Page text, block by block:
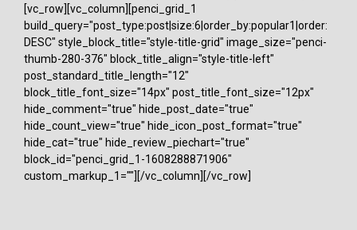
[vc_row][vc_column][penci_grid_1
build_query="post_type:post|size:6|order_by:popular1|order:
DESC" style_block_title="style-title-grid" image_size="penci-
thumb-280-376" block_title_align="style-title-left"
post_standard_title_length="12"
block_title_font_size="14px" post_title_font_size="12px"
hide_comment="true" hide_post_date="true"
hide_count_view="true" hide_icon_post_format="true"
hide_cat="true" hide_review_piechart="true"
block_id="penci_grid_1-1608288871906"
custom_markup_1=""][/vc_column][/vc_row]